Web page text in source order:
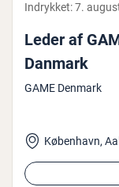
Indrykket:7.
Leder af
Danmark
GAME Denmark
København,